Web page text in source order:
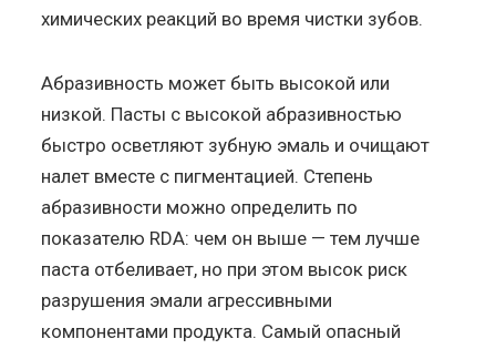
химических реакций во время чистки зубов.
Абразивность может быть высокой или
низкой. Пасты с высокой абразивностью
быстро осветляют зубную эмаль и очищают
налет вместе с пигментацией. Степень
абразивности можно определить по
показателю RDA: чем он выше — тем лучше
паста отбеливает, но при этом высок риск
разрушения эмали агрессивными
компонентами продукта. Самый опасный